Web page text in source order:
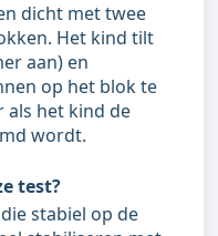
dicht met twee
Het kind tilt
aan) en
op het blok te
als het kind de
wordt.
test?
stabiel op de